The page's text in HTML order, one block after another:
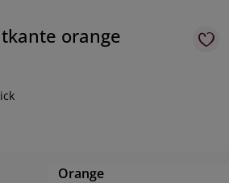
orange
Orange